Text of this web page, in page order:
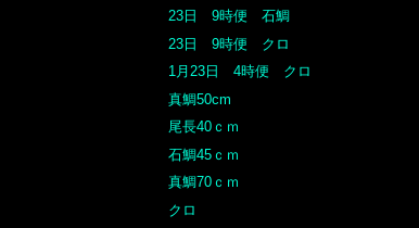
23日 9時便 石鯛
23日 9時便 クロ
1月23日 4時便 クロ
真鯛50cm
尾長40ｃｍ
石鯛45ｃｍ
真鯛70ｃｍ
クロ